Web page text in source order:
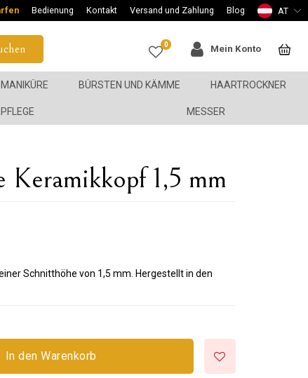
Bedienung Kontakt Versand und Zahlung Blog AT
0 Mein Konto
MANIKÜRE BÜRSTEN UND KÄMME HAARTROCKNER
MESSER
1,5 mm
Schnitthöhe von 1,5 mm. Hergestellt in den
In den Warenkorb